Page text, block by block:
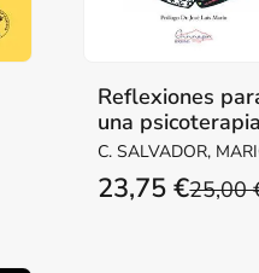
Reflexiones
una psicoterapia
esencial
C. SALVADOR,
PRIETO BLANCO,
25,00
23,75 €